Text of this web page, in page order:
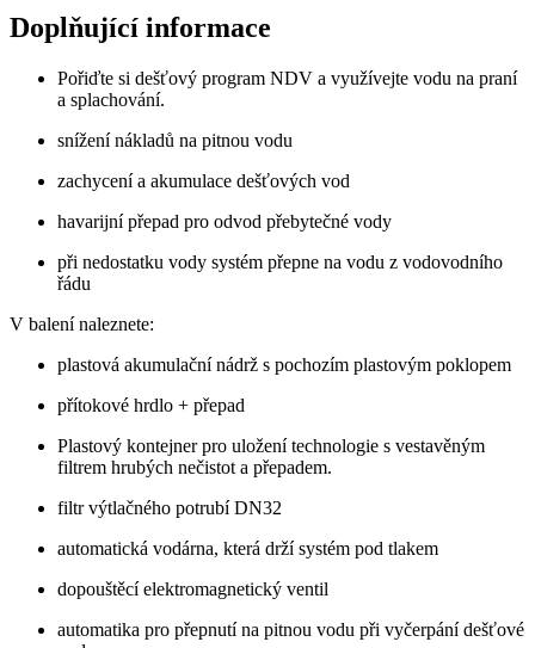
Doplňující informace
Pořiďte si dešťový program NDV a využívejte vodu na praní
a splachování.
snížení nákladů na pitnou vodu
zachycení a akumulace dešťových vod
havarijní přepad pro odvod přebytečné vody
při nedostatku vody systém přepne na vodu z vodovodního
řádu
V balení naleznete:
plastová akumulační nádrž s pochozím plastovým poklopem
přítokové hrdlo + přepad
Plastový kontejner pro uložení technologie s vestavěným
filtrem hrubých nečistot a přepadem.
filtr výtlačného potrubí DN32
automatická vodárna, která drží systém pod tlakem
dopouštěcí elektromagnetický ventil
automatika pro přepnutí na pitnou vodu při vyčerpání dešťové